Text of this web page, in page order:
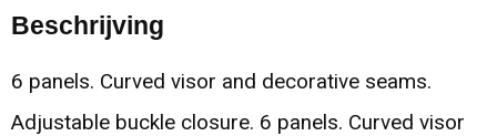
Beschrijving
6 panels. Curved visor and decorative seams.
Adjustable buckle closure. 6 panels. Curved visor